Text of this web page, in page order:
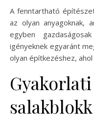
A fenntartható
az olyan anyagoknak,
egyben
igényeknek egyaránt
olyan építkezéshez,